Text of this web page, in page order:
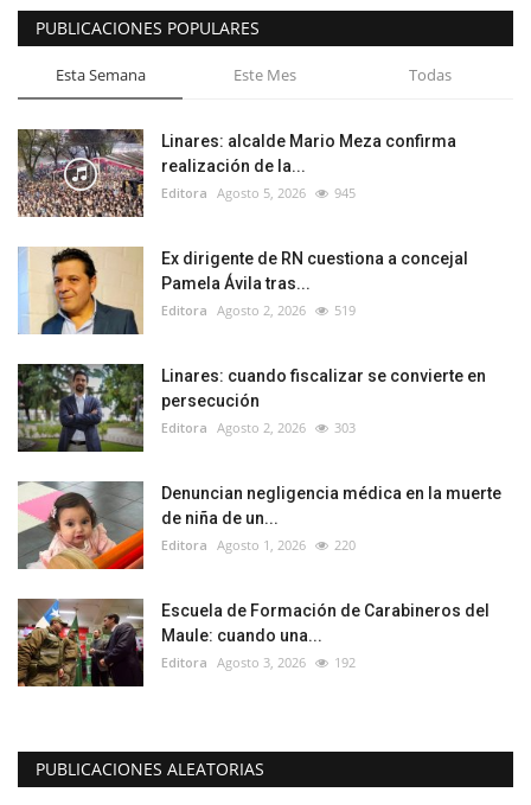
PUBLICACIONES POPULARES
Esta Semana Este Mes Todas
Linares: alcalde Mario Meza confirma
realización de la...
Editora Agosto 5, 2026 945
Ex dirigente de RN cuestiona a concejal
Pamela Ávila tras...
Editora Agosto 2, 2026 519
Linares: cuando fiscalizar se convierte en
persecución
Editora Agosto 2, 2026 303
Denuncian negligencia médica en la muerte
de niña de un...
Editora Agosto 1, 2026 220
Escuela de Formación de Carabineros del
Maule: cuando una...
Editora Agosto 3, 2026 192
PUBLICACIONES ALEATORIAS